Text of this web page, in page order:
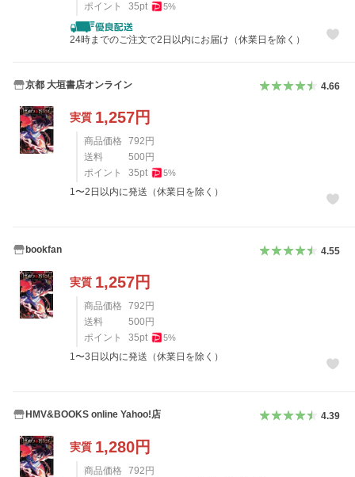
ポイント
35pt 5%
24時までのご注文で2日以内にお届け（休業日を除く）
京都 大垣書店オンライン 4.66
実質 1,257円
商品価格 792円
送料
500円
ポイント
35pt 5%
1〜2日以内に発送（休業日を除く）
bookfan 4.55
実質 1,257円
商品価格 792円
送料
500円
ポイント
35pt 5%
1〜3日以内に発送（休業日を除く）
HMV&BOOKS online Yahoo!店 4.39
実質 1,280円
商品価格 792円